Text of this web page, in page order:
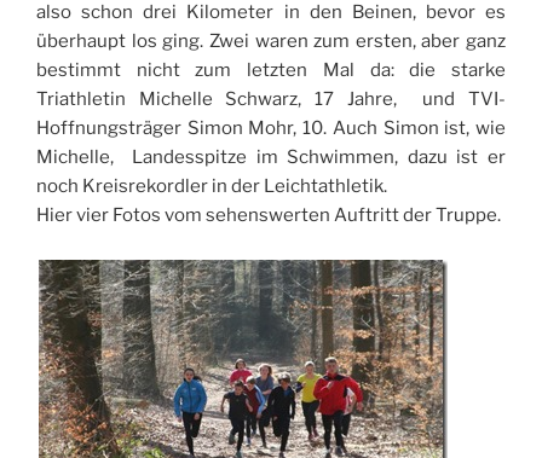
also schon drei Kilometer in den Beinen, bevor es
überhaupt los ging. Zwei waren zum ersten, aber ganz
bestimmt nicht zum letzten Mal da: die starke
Triathletin Michelle Schwarz, 17 Jahre, und TVI-
Hoffnungsträger Simon Mohr, 10. Auch Simon ist, wie
Michelle, Landesspitze im Schwimmen, dazu ist er
noch Kreisrekordler in der Leichtathletik.
Hier vier Fotos vom sehenswerten Auftritt der Truppe.